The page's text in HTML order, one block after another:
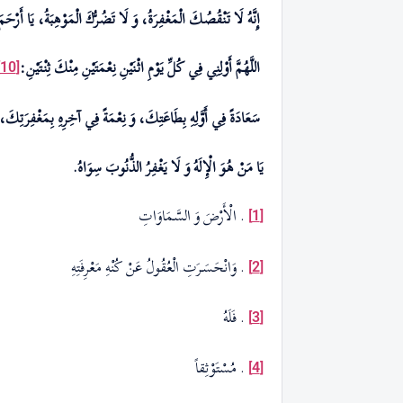
إِنَّهُ لَا تَنْقُصُكَ الْمَغْفِرَةُ، وَ لَا تَضُرُّكَ الْمَوْهِبَةُ، يَا
اللَّهُمَّ أَوْلِنِي فِي كُلِّ يَوْمِ اثْنَيْنِ نِعْمَتَيْنِ مِنْكَثِنْتَيْنِ:[10]
سَعَادَةً فِي أَوَّلِهِ بِطَاعَتِكَ، وَ نِعْمَةً فِي آخِرِهِ بِمَغْفِرَتِكَ،
يَا مَنْ هُوَ الْإِلَهُ وَ لَا يَغْفِرُ الذُّنُوبَ سِوَاهُ.‏
[1] . الْأَرْضَ‏ وَ السَّمَاوَاتِ
[2] . وَانْحَسَـرَتِ الْعُقُولُ عَنْ كُنْهِ مَعْرِفَتِهِ
[3] . فَلَهُ
[4] . مُسْتَوْثِقاً